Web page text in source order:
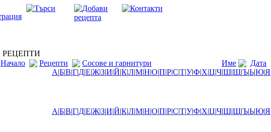
РЕЦЕПТИ
Начало
Рецепти Сосове и гарнитури Име
Дата
А|Б|В|Г|Д|Е|Ж|З|И|Й|К|Л|М|Н|О|П|Р|С|Т|У|Ф|Х|Ц|Ч|Ш|Щ|Ъ|Ь|Ю|Я
А|Б|В|Г|Д|Е|Ж|З|И|Й|К|Л|М|Н|О|П|Р|С|Т|У|Ф|Х|Ц|Ч|Ш|Щ|Ъ|Ь|Ю|Я